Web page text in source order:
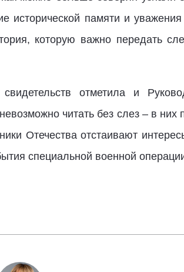
исторической памяти и
которую важно передать
отметила и
читать без слез – в
Отечества отстаивают
специальной военной